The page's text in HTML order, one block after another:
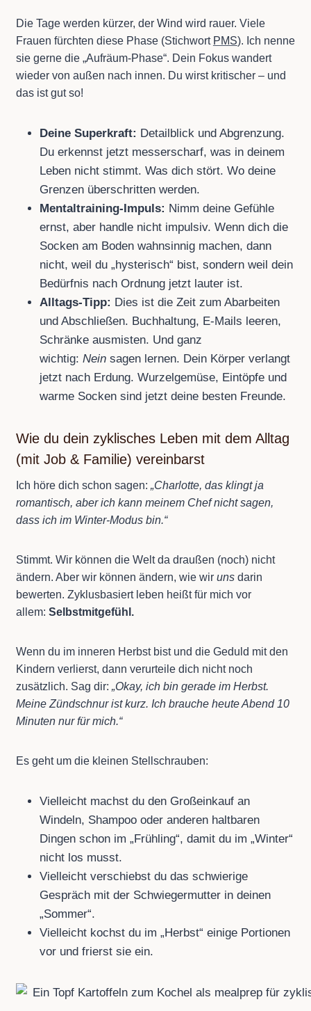
Die Tage werden kürzer, der Wind wird rauer. Viele
Frauen fürchten diese Phase (Stichwort PMS). Ich nenne
sie gerne die „Aufräum-Phase“. Dein Fokus wandert
wieder von außen nach innen. Du wirst kritischer – und
das ist gut so!
Deine Superkraft: Detailblick und Abgrenzung.
Du erkennst jetzt messerscharf, was in deinem
Leben nicht stimmt. Was dich stört. Wo deine
Grenzen überschritten werden.
Mentaltraining-Impuls: Nimm deine Gefühle
ernst, aber handle nicht impulsiv. Wenn dich die
Socken am Boden wahnsinnig machen, dann
nicht, weil du „hysterisch“ bist, sondern weil dein
Bedürfnis nach Ordnung jetzt lauter ist.
Alltags-Tipp: Dies ist die Zeit zum Abarbeiten
und Abschließen. Buchhaltung, E-Mails leeren,
Schränke ausmisten. Und ganz
wichtig: Neinsagen lernen. Dein Körper verlangt
jetzt nach Erdung. Wurzelgemüse, Eintöpfe und
warme Socken sind jetzt deine besten Freunde.
Wie du dein zyklisches Leben mit dem Alltag
(mit Job & Familie) vereinbarst
Ich höre dich schon sagen: „Charlotte, das klingt ja
romantisch, aber ich kann meinem Chef nicht sagen,
dass ich im Winter-Modus bin.“
Stimmt. Wir können die Welt da draußen (noch) nicht
ändern. Aber wir können ändern, wie wir unsdarin
bewerten. Zyklusbasiert leben heißt für mich vor
allem: Selbstmitgefühl.
Wenn du im inneren Herbst bist und die Geduld mit den
Kindern verlierst, dann verurteile dich nicht noch
zusätzlich. Sag dir: „Okay, ich bin gerade im Herbst.
Meine Zündschnur ist kurz. Ich brauche heute Abend 10
Minuten nur für mich.“
Es geht um die kleinen Stellschrauben:
Vielleicht machst du den Großeinkauf an
Windeln, Shampoo oder anderen haltbaren
Dingen schon im „Frühling“, damit du im „Winter“
nicht los musst.
Vielleicht verschiebst du das schwierige
Gespräch mit der Schwiegermutter in deinen
„Sommer“.
Vielleicht kochst du im „Herbst“ einige Portionen
vor und frierst sie ein.